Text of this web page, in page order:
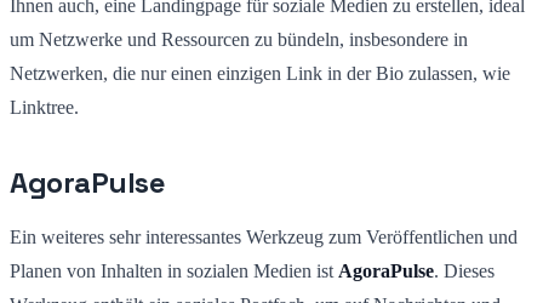
Ihnen auch, eine Landingpage für soziale Medien zu erstellen, ideal
um Netzwerke und Ressourcen zu bündeln, insbesondere in
Netzwerken, die nur einen einzigen Link in der Bio zulassen, wie
Linktree.
AgoraPulse
Ein weiteres sehr interessantes Werkzeug zum Veröffentlichen und
Planen von Inhalten in sozialen Medien ist AgoraPulse. Dieses